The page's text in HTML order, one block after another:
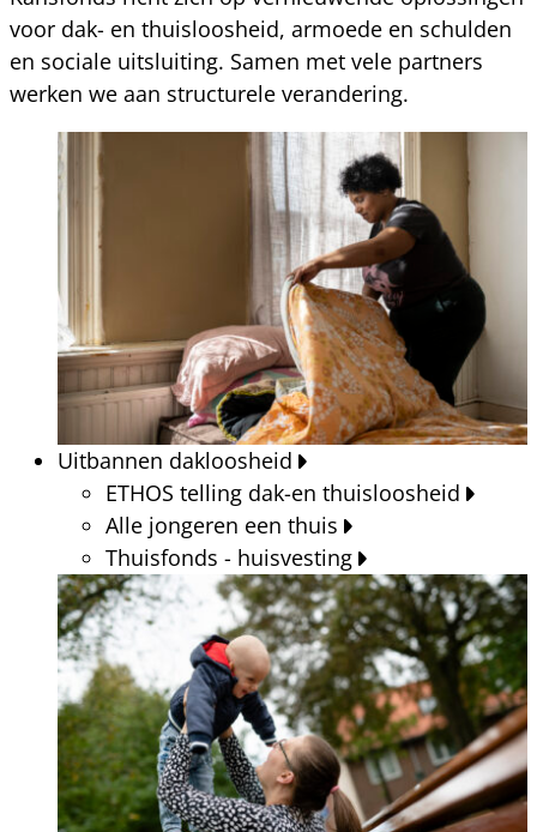
voor dak- en thuisloosheid, armoede en schulden
en sociale uitsluiting. Samen met vele partners
werken we aan structurele verandering.
Uitbannen dakloosheid
ETHOS telling dak-en thuisloosheid
Alle jongeren een thuis
Thuisfonds - huisvesting